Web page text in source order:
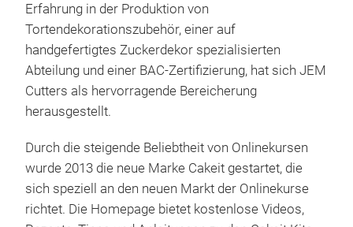
Erfahrung in der Produktion von
Tortendekorationszubehör, einer auf
handgefertigtes Zuckerdekor spezialisierten
Abteilung und einer BAC-Zertifizierung, hat sich JEM
Cutters als hervorragende Bereicherung
herausgestellt.
Durch die steigende Beliebtheit von Onlinekursen
wurde 2013 die neue Marke Cakeit gestartet, die
sich speziell an den neuen Markt der Onlinekurse
richtet. Die Homepage bietet kostenlose Videos,